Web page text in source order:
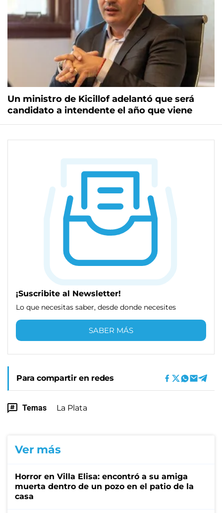
Un ministro de Kicillof adelantó que será
candidato a intendente el año que viene
¡Suscribite al Newsletter!
Lo que necesitas saber, desde donde necesites
SABER MÁS
Para compartir en redes
Temas La Plata
Ver más
Horror en Villa Elisa: encontró a su amiga
muerta dentro de un pozo en el patio de la
casa